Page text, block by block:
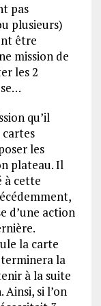
pas
plusieurs)
être
mission de
les 2
qu’il
les
plateau. Il
à cette
d’une action
la carte
la
à la suite
si l’on